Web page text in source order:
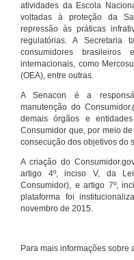
atividades da Escola
voltadas à proteção da
repressão às práticas
regulatórias. A Secretaria
consumidores
internacionais, como
(OEA), entre outras.
A Senacon é a
manutenção do
demais órgãos e
Consumidor que, por meio
consecução dos objetivos do
A criação do
artigo 4º, inciso V, da
Consumidor), e artigo 7º,
plataforma foi
novembro de 2015.
Para mais informações sobre